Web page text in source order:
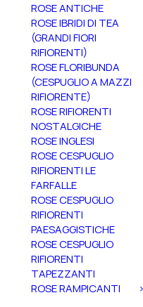
ROSE ANTICHE
ROSE IBRIDI DI TEA
(GRANDI FIORI
RIFIORENTI)
ROSE FLORIBUNDA
(CESPUGLIO A MAZZI
RIFIORENTE)
ROSE RIFIORENTI
NOSTALGICHE
ROSE INGLESI
ROSE CESPUGLIO
RIFIORENTI LE
FARFALLE
ROSE CESPUGLIO
RIFIORENTI
PAESAGGISTICHE
ROSE CESPUGLIO
RIFIORENTI
TAPEZZANTI
ROSE RAMPICANTI